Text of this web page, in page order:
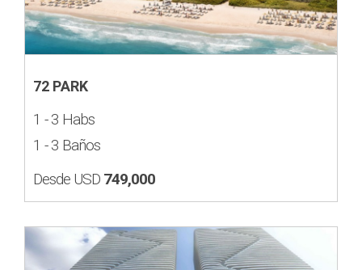
72 PARK
1 - 3 Habs
1 - 3 Baños
Desde USD 749,000